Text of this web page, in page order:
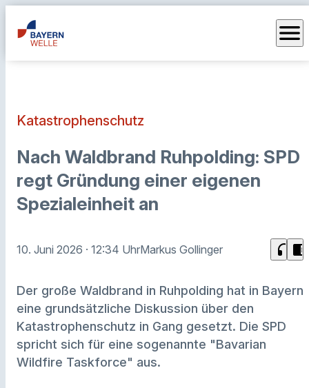
menu
Katastrophenschutz
Nach Waldbrand Ruhpolding: SPD
regt Gründung einer eigenen
Spezialeinheit an
10. Juni 2026 · 12:34 UhrMarkus Gollinger headphones chrome_reader_mode
Der große Waldbrand in Ruhpolding hat in Bayern
eine grundsätzliche Diskussion über den
Katastrophenschutz in Gang gesetzt. Die SPD
spricht sich für eine sogenannte "Bavarian
Wildfire Taskforce" aus.